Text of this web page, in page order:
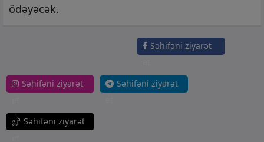
ödəyəcək.
Səhifəni ziyarət
Səhifəni ziyarət
Səhifəni ziyarət
Səhifəni ziyarət